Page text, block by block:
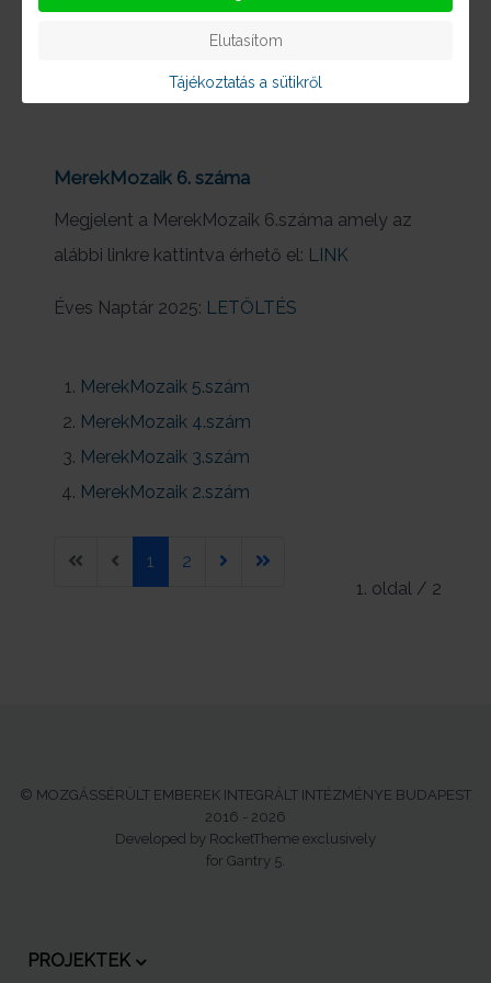
alábbi linkre kattintva érhető el:
Éves Naptár 2025:LETÖLTÉS
MerekMozaik 6. száma
Megjelent a MerekMozaik 6.száma amely az
alábbi linkre kattintva érhető el: LINK
Éves Naptár 2025: LETÖLTÉS
MerekMozaik 5.szám
MerekMozaik 4.szám
MerekMozaik 3.szám
MerekMozaik 2.szám
1. oldal / 2
1 2
© MOZGÁSSÉRÜLT EMBEREK INTEGRÁLT INTÉZMÉNYE BUDAPEST
2016 - 2026
Developed by RocketTheme exclusively
for Gantry 5.
PROJEKTEK
Elutasítom
Tájékoztatás a sütikről